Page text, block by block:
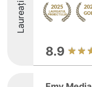
Laureați
8.9